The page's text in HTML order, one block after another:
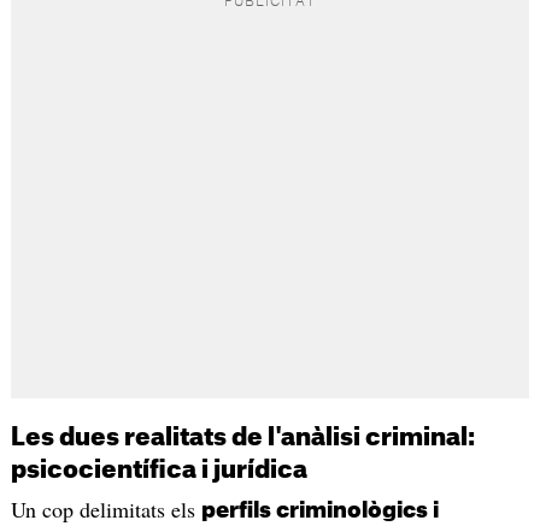
Les dues realitats de l'anàlisi criminal:
psicocientífica i jurídica
Un cop delimitats els perfils criminològics i